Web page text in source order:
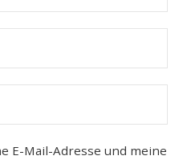
E-Mail-Adresse und meine